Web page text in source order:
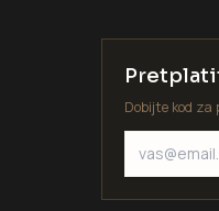
Dobijte kod za